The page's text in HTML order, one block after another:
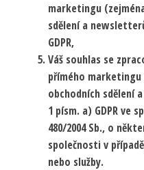
marketingu
sdělení a
GDPR,
Váš souhlas se
přímého
obchodních sdělení
1 písm. a) GDPR ve
480/2004 Sb., o
společnosti v
nebo služby.